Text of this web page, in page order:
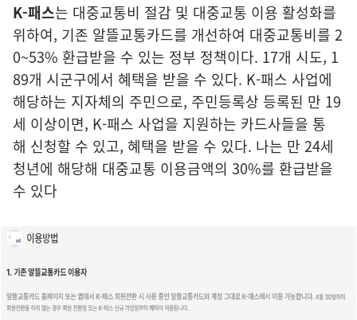
K-패스는 대중교통비 절감 및 대중교통 이용 활성화를
위하여, 기존 알뜰교통카드를 개선하여 대중교통비를 2
0~53% 환급받을 수 있는 정부 정책이다. 17개 시도, 1
89개 시군구에서 혜택을 받을 수 있다. K-패스 사업에
해당하는 지자체의 주민으로, 주민등록상 등록된 만 19
세 이상이면, K-패스 사업을 지원하는 카드사들을 통
해 신청할 수 있고, 혜택을 받을 수 있다. 나는 만 24세
청년에 해당해 대중교통 이용금액의 30%를 환급받을
수 있다